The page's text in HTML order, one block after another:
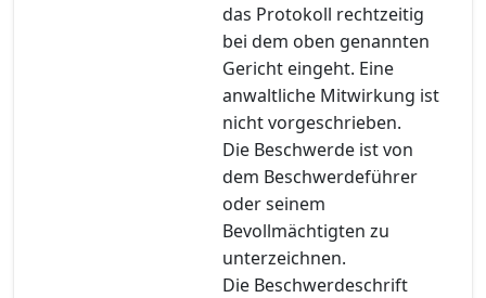
das Protokoll rechtzeitig
bei dem oben genannten
Gericht eingeht. Eine
anwaltliche Mitwirkung ist
nicht vorgeschrieben.
Die Beschwerde ist von
dem Beschwerdeführer
oder seinem
Bevollmächtigten zu
unterzeichnen.
Die Beschwerdeschrift